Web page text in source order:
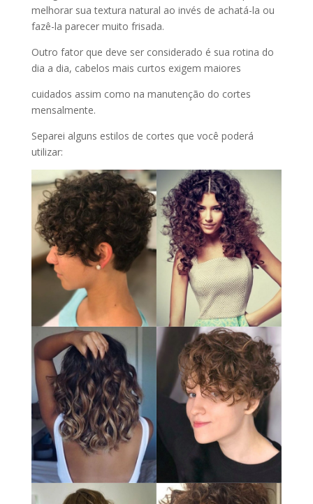
melhorar sua textura natural ao invés de achatá-la ou
fazê-la parecer muito frisada.
Outro fator que deve ser considerado é sua rotina do
dia a dia, cabelos mais curtos exigem maiores
cuidados assim como na manutenção do cortes
mensalmente.
Separei alguns estilos de cortes que você poderá
utilizar: